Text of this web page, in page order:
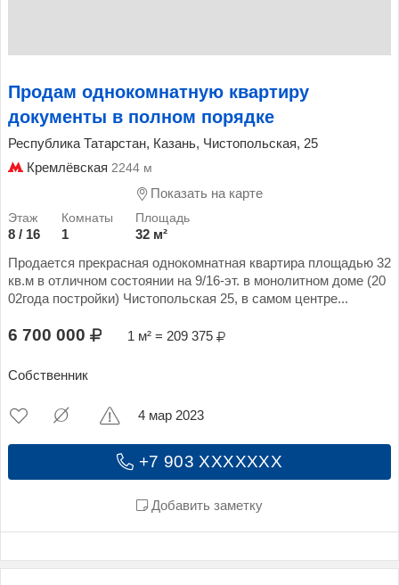
Продам однокомнатную квартиру
документы в полном порядке
Республика Татарстан, Казань, Чистопольская, 25
Кремлёвская 2244 м
Показать на карте
8 / 16 1
32 м²
Продается прекрасная однокомнатная квартира площадью 32
кв.м в отличном состоянии на 9/16-эт. в монолитном доме (20
02года постройки) Чистопольская 25, в самом центре...
6 700 000 1 м² = 209 375
Собственник
+7 903 XXXXXXX
Добавить заметку
4 мар 2023